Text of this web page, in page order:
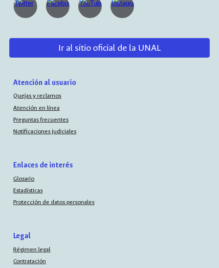
Ir al sitio oficial de la UNAL
Atención al usuario
Quejas y reclamos
Atención en línea
Preguntas frecuentes
Notificaciones judiciales
Enlaces de interés
Glosario
Estadísticas
Protección de datos personales
Legal
Régimen legal
Contratación